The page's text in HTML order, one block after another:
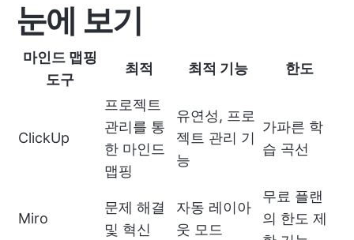
눈에 보기
마인드 맵핑
도구
최적 최적 기능 한도
ClickUp
프로젝트
관리를 통
한 마인드
맵핑
유연성, 프로
젝트 관리 기
능
가파른 학
습 곡선
Miro
문제 해결
및 혁신
자동 레이아
웃 모드
무료 플랜
의 한도 제